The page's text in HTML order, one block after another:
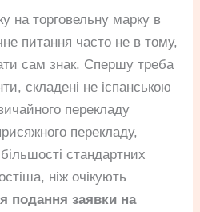
на торговельну марку в
питання часто не в тому,
сам знак. Спершу треба
складені не іспанською
перекладу
перекладу,
стандартних
ніж очікують
подання заявки на